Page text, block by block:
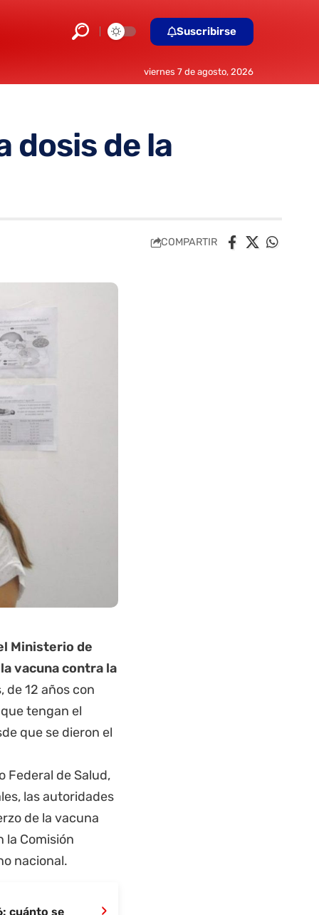
Suscribirse
viernes 7 de agosto, 2026
dosis de la
COMPARTIR
Ministerio de
vacuna contra la
de 12 años con
tengan el
que se dieron el
Federal de Salud,
las autoridades
de la vacuna
la Comisión
nacional.
cuánto se ›